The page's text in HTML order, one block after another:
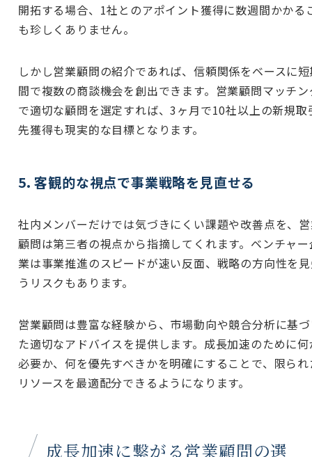
開拓する場合、1社とのアポイント獲得に数週間かかる
も珍しくありません。
しかし営業顧問の紹介であれば、信頼関係をベースに
間で複数の商談機会を創出できます。営業顧問マッチ
で適切な顧問を選定すれば、3ヶ月で10社以上の新規取
先獲得も現実的な目標となります。
5. 客観的な視点で事業戦略を見直せる
社内メンバーだけでは気づきにくい課題や改善点を、
顧問は第三者の視点から指摘してくれます。ベンチャ
業は事業推進のスピードが速い反面、戦略の方向性を
うリスクもあります。
営業顧問は豊富な経験から、市場動向や競合分析に基
た適切なアドバイスを提供します。成長加速のために
必要か、何を優先すべきかを明確にすることで、限ら
リソースを最適配分できるようになります。
成長加速に繋がる営業顧問の選